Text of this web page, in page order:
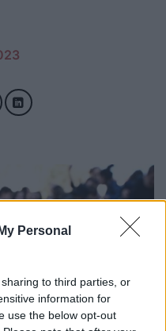
Personal
to third parties, or
information for
use the below opt-out